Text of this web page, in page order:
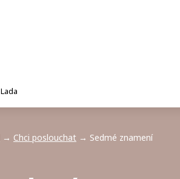
→ Chci poslouchat → Sedmé znamení